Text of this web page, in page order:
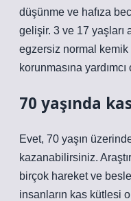
düşünme ve hafıza
gelişir. 3 ve 17 yaşları
egzersiz normal kemik
korunmasına yardımcı
70 yaşında
Evet, 70 yaşın
kazanabilirsiniz.
birçok hareket ve
insanların kas kütlesi